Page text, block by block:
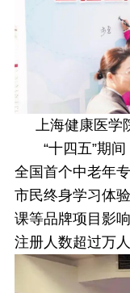
上海健康医学
“十四五”期
全国首个中老年
市民终身学习体
课等品牌项目影
注册人数超过万人